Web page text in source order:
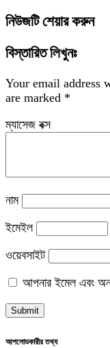
নিউজটি শেয়ার করুন
বিস্তারিত লিখুনঃ
Your email address
are marked *
ম্যাসেজ বক্স
নাম
ইমেইল
ওয়েবসাইট
আপনার ইমেল এবং
আপলোডকারীর তথ্য